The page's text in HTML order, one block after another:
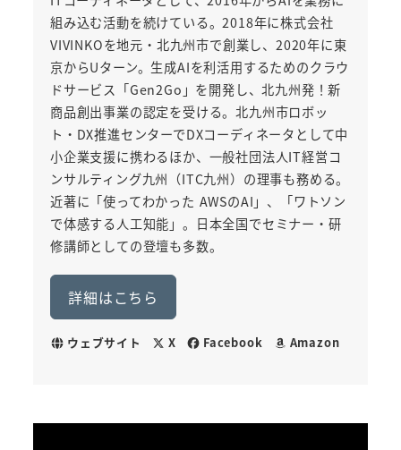
組み込む活動を続けている。2018年に株式会社
VIVINKOを地元・北九州市で創業し、2020年に東
京からUターン。生成AIを利活用するためのクラウ
ドサービス「Gen2Go」を開発し、北九州発！新
商品創出事業の認定を受ける。北九州市ロボッ
ト・DX推進センターでDXコーディネータとして中
小企業支援に携わるほか、一般社団法人IT経営コ
ンサルティング九州（ITC九州）の理事も務める。
近著に「使ってわかった AWSのAI」、「ワトソン
で体感する人工知能」。日本全国でセミナー・研
修講師としての登壇も多数。
詳細はこちら
ウェブサイト X Facebook Amazon